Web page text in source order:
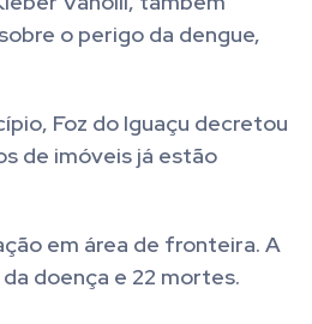
o perigo da dengue,
Foz do Iguaçu decretou
de imóveis já estão
em área de fronteira. A
doença e 22 mortes.